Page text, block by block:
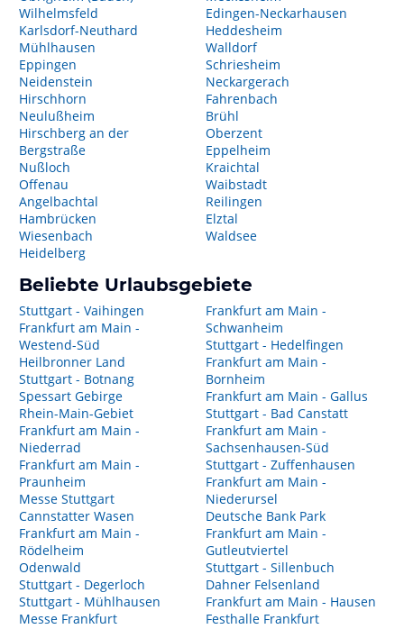
Wilhelmsfeld
Karlsdorf-Neuthard
Mühlhausen
Eppingen
Neidenstein
Hirschhorn
Neulußheim
Hirschberg an der
Bergstraße
Nußloch
Offenau
Angelbachtal
Hambrücken
Wiesenbach
Heidelberg
Edingen-Neckarhausen
Heddesheim
Walldorf
Schriesheim
Neckargerach
Fahrenbach
Brühl
Oberzent
Eppelheim
Kraichtal
Waibstadt
Reilingen
Elztal
Waldsee
Beliebte Urlaubsgebiete
Stuttgart - Vaihingen
Frankfurt am Main -
Westend-Süd
Heilbronner Land
Stuttgart - Botnang
Spessart Gebirge
Rhein-Main-Gebiet
Frankfurt am Main -
Niederrad
Frankfurt am Main -
Praunheim
Messe Stuttgart
Cannstatter Wasen
Frankfurt am Main -
Rödelheim
Odenwald
Stuttgart - Degerloch
Stuttgart - Mühlhausen
Messe Frankfurt
Frankfurt am Main -
Schwanheim
Stuttgart - Hedelfingen
Frankfurt am Main -
Bornheim
Frankfurt am Main - Gallus
Stuttgart - Bad Canstatt
Frankfurt am Main -
Sachsenhausen-Süd
Stuttgart - Zuffenhausen
Frankfurt am Main -
Niederursel
Deutsche Bank Park
Frankfurt am Main -
Gutleutviertel
Stuttgart - Sillenbuch
Dahner Felsenland
Frankfurt am Main - Hausen
Festhalle Frankfurt